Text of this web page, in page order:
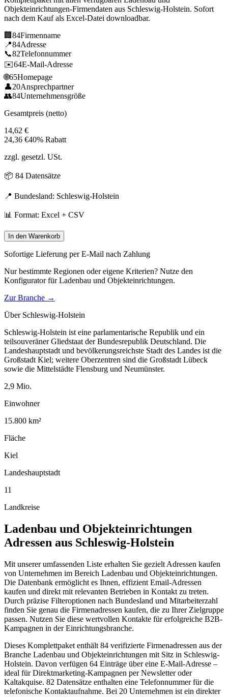
Objekteinrichtungen-Firmendaten aus Schleswig-Holstein. Sofort
nach dem Kauf als Excel-Datei downloadbar.
🏢 84Firmenname
📍84Adresse
📞82Telefonnummer
✉️64E-Mail-Adresse
🌐65Homepage
👤20Ansprechpartner
👥84Unternehmensgröße
Gesamtpreis (netto)
14,62 €
24,36 €40% Rabatt
zzgl. gesetzl. USt.
📦 84 Datensätze
📍 Bundesland: Schleswig-Holstein
📊 Format: Excel + CSV
In den Warenkorb
Sofortige Lieferung per E-Mail nach Zahlung
Nur bestimmte Regionen oder eigene Kriterien? Nutze den
Konfigurator fürLadenbau und Objekteinrichtungen.
Zur Branche →
Über Schleswig-Holstein
Schleswig-Holstein ist eine parlamentarische Republik und ein
teilsouveräner Gliedstaat der Bundesrepublik Deutschland. Die
Landeshauptstadt und bevölkerungsreichste Stadt des Landes ist die
Großstadt Kiel; weitere Oberzentren sind die Großstadt Lübeck
sowie die Mittelstädte Flensburg und Neumünster.
2,9 Mio.
Einwohner
15.800 km²
Fläche
Kiel
Landeshauptstadt
11
Landkreise
Ladenbau und Objekteinrichtungen
Adressen aus Schleswig-Holstein
Mit unserer umfassenden Liste erhalten Sie gezielt Adressen kaufen
von Unternehmen im Bereich Ladenbau und Objekteinrichtungen.
Die Datenbank ermöglicht es Ihnen, effizient Email-Adressen
kaufen und direkt mit relevanten Betrieben in Kontakt zu treten.
Durch präzise Filteroptionen nach Bundesland und Mitarbeiterzahl
finden Sie genau die Firmenadressen kaufen, die zu Ihrer Zielgruppe
passen. Nutzen Sie diese wertvollen Kontakte für erfolgreiche B2B-
Kampagnen in der Einrichtungsbranche.
Dieses Komplettpaket enthält 84 verifizierte Firmenadressen aus der
Branche Ladenbau und Objekteinrichtungen mit Sitz in Schleswig-
Holstein. Davon verfügen 64 Einträge über eine E-Mail-Adresse –
ideal für Direktmarketing-Kampagnen per Newsletter oder
Kaltakquise. 82 Datensätze enthalten eine Telefonnummer für die
telefonische Kontaktaufnahme. Bei 20 Unternehmen ist ein direkter